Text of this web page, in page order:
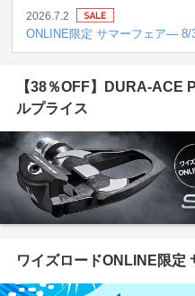
2026.7.2
ONLINE限定 サマーフェア― 8/
【38％OFF】DURA-ACE
ルプライス
ワイズロードONLINE限定